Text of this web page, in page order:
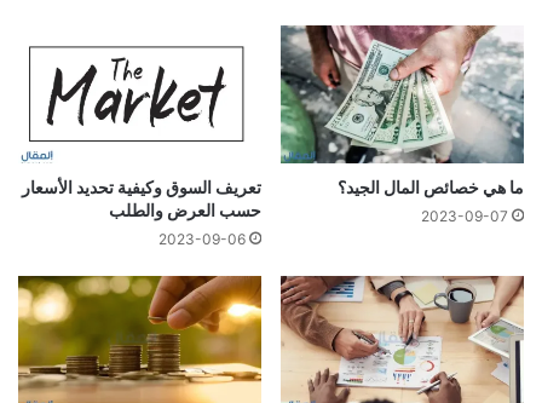
ما هي خصائص المال الجيد؟
2023-09-07
تعريف السوق وكيفية تحديد الأسعار
حسب العرض والطلب
2023-09-06